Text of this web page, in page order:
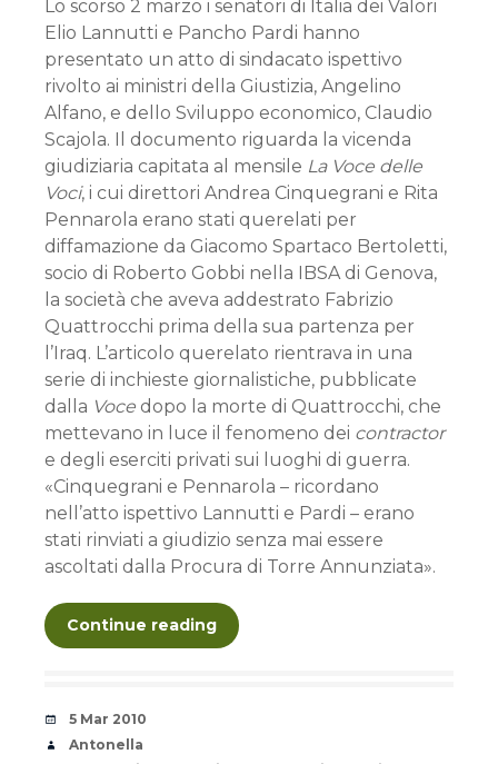
Lo scorso 2 marzo i senatori di Italia dei Valori
Elio Lannutti e Pancho Pardi hanno
presentato un atto di sindacato ispettivo
rivolto ai ministri della Giustizia, Angelino
Alfano, e dello Sviluppo economico, Claudio
Scajola. Il documento riguarda la vicenda
giudiziaria capitata al mensile La Voce delle
Voci, i cui direttori Andrea Cinquegrani e Rita
Pennarola erano stati querelati per
diffamazione da Giacomo Spartaco Bertoletti,
socio di Roberto Gobbi nella IBSA di Genova,
la società che aveva addestrato Fabrizio
Quattrocchi prima della sua partenza per
l’Iraq. L’articolo querelato rientrava in una
serie di inchieste giornalistiche, pubblicate
dalla Voce dopo la morte di Quattrocchi, che
mettevano in luce il fenomeno dei contractor
e degli eserciti privati sui luoghi di guerra.
«Cinquegrani e Pennarola – ricordano
nell’atto ispettivo Lannutti e Pardi – erano
stati rinviati a giudizio senza mai essere
ascoltati dalla Procura di Torre Annunziata».
Continue reading
Date
5 Mar 2010
Author
Antonella